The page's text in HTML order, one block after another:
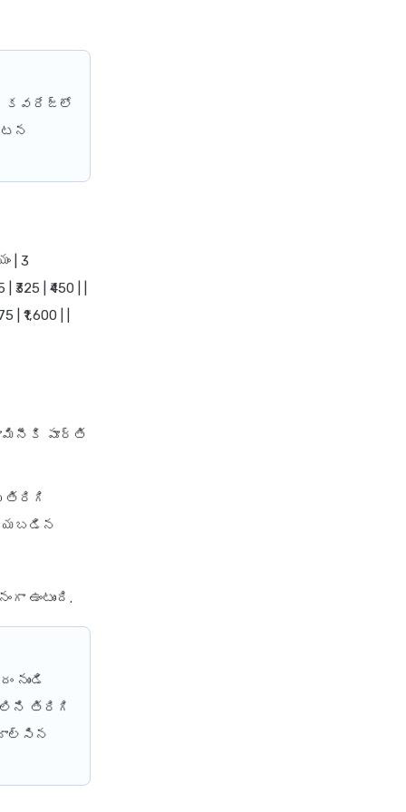
కవరేజ్‌లో
| 3
| ₹450 | |
| ₹1,600 | |
పూర్తి
తిరిగి
నుండి
తిరిగి